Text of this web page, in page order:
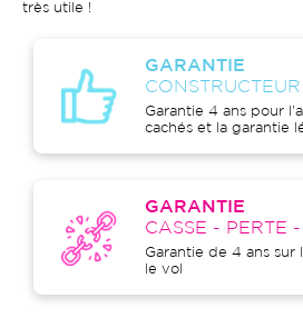
très utile !
GARANTIE
CONSTRUCTEUR
Garantie 4 ans pour
cachés et la garantie
GARANTIE
CASSE - PERTE
Garantie de 4 ans sur
le vol